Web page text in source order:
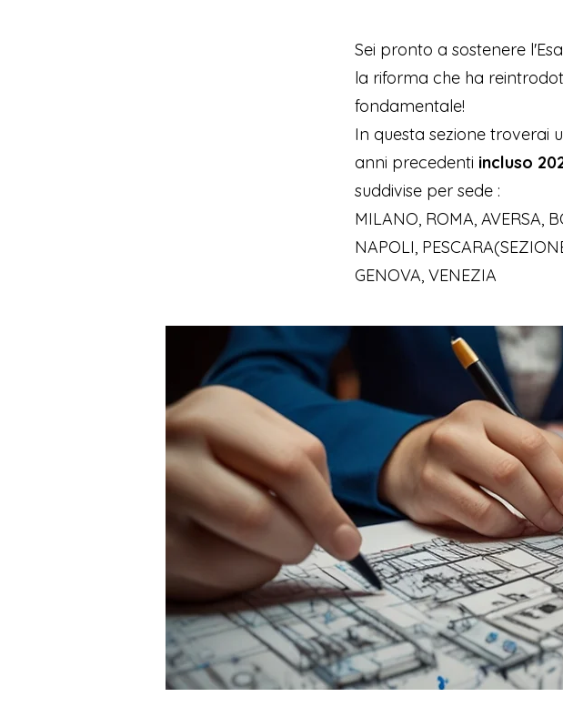
Sei pronto a sostenere
la riforma che ha
fondamentale!
In questa sezione troverai
anni precedenti incluso
suddivise per sede :
MILANO, ROMA, AVERSA,
NAPOLI,
GENOVA, VENEZIA